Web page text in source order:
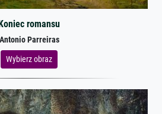
romansu
Antonio Parreiras
Wybierz obraz